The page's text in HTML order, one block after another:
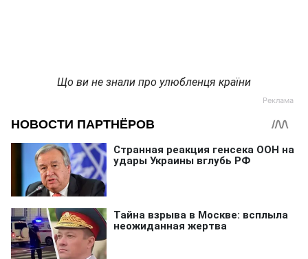
Що ви не знали про улюбленця країни